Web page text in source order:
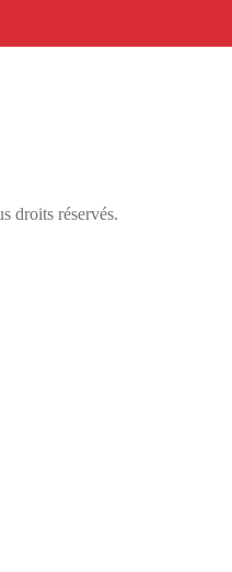
droits réservés.